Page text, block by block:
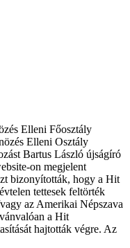
Elleni Főosztály
Elleni Osztály
Bartus László újságíró
on megjelent
bizonyították, hogy a Hit
tettesek feltörték
az Amerikai Népszava
a Hit
hajtották végre. Az